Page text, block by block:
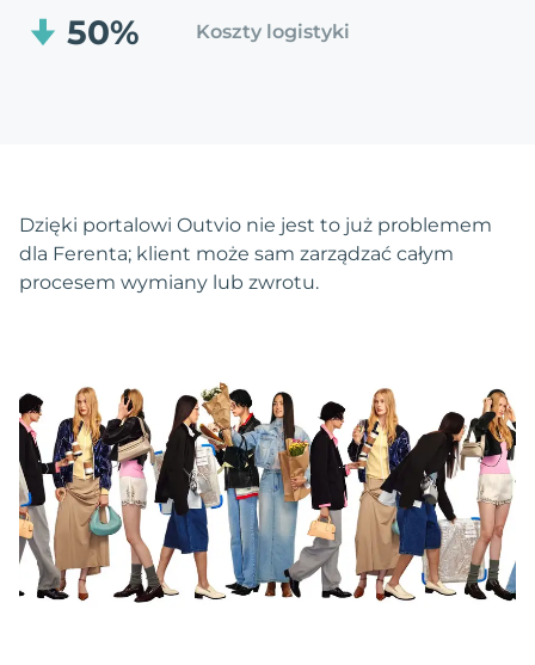
50% Koszty logistyki
Dzięki portalowi Outvio nie jest to już problemem
dla Ferenta; klient może sam zarządzać całym
procesem wymiany lub zwrotu.